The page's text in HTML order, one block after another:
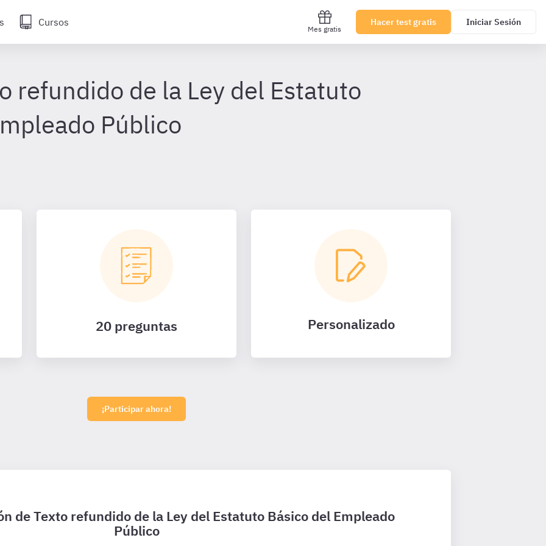
Cursos
Mes gratis
Hacer test gratis Iniciar Sesión
refundido de la Ley del Estatuto
Público
20 preguntas Personalizado
¡Participar ahora!
de Texto refundido de la Ley del Estatuto Básico del Empleado
Público